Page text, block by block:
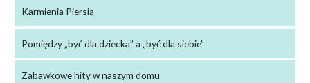
Karmienia Piersią
Pomiędzy „być dla dziecka” a „być dla siebie”
Zabawkowe hity w naszym domu